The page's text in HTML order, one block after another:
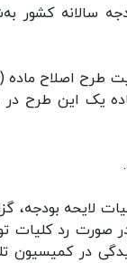
سالانه کشور
یک این طرح در
لایحه بودجه،
صورت رد کلیات
در کمیسیون